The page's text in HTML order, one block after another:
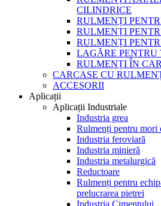
CILINDRICE
RULMENȚI
RULMENȚI
RULMENȚI
LAGĂRE
RULMENȚI ÎN
CARCASE CU
ACCESORII
Aplicații
Aplicații Industriale
Industria grea
Rulmenți pentru mori
Industria feroviară
Industria minieră
Industria metalurgică
Reductoare
Rulmenți pentru
prelucrarea pietrei
Industria Cimentului